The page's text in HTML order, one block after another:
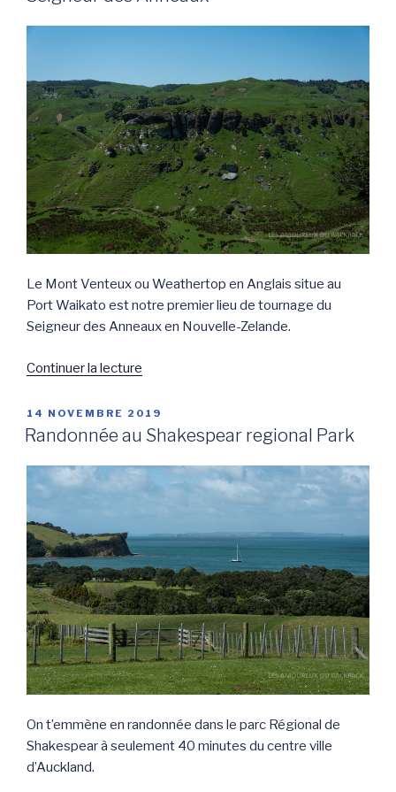
le
Narnia »
Le Mont Venteux ou Weathertop en Anglais situe au
Port Waikato est notre premier lieu de tournage du
Seigneur des Anneaux en Nouvelle-Zelande.
Continuer la lecture
Mont
Venteux
Port
Waikato
Seigneur
des
Anneaux »
PUBLIÉ
LE
14 NOVEMBRE 2019
Randonnée au Shakespear regional Park
On t’emmène en randonnée dans le parc Régional de
Shakespear à seulement 40 minutes du centre ville
d’Auckland.